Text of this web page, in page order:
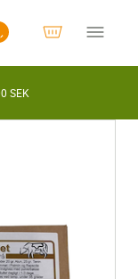
SEK